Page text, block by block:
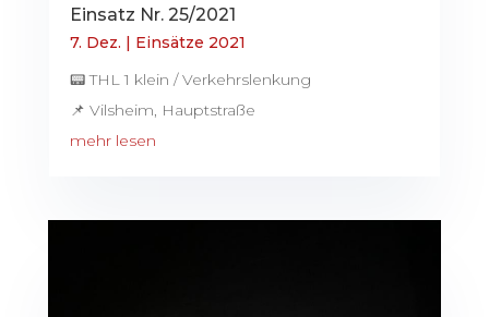
Einsatz Nr. 25/2021
7. Dez. | Einsätze 2021
📟 THL 1 klein / Verkehrslenkung
📌 Vilsheim, Hauptstraße
mehr lesen